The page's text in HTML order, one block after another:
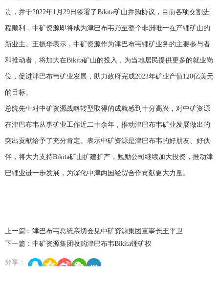
贵，并于2022年1月29日签署了Bikita矿山并购协议，目前各项交割进
程顺利，中矿资源即将成为津巴布韦乃至整个非洲唯一在产锂矿山的
新业主。王振华表示，中矿资源作为津巴布韦锂矿业务的主要参与者
和推动者，将加大在Bikita矿山的投入，为当地居民提供更多的就业岗
位，促进津巴布韦矿业发展，助力政府完成2023年矿业产值120亿美元
的目标。
总统先生对中矿资源战略转型取得的成就感到十分高兴，对中矿资源
在津巴布韦从事矿业工作近二十余年，推动津巴布韦矿业发展做出的
突出贡献给予了充分肯定。表示中矿资源是津巴布韦的好朋友、好伙
伴，将大力支持Bikita矿山扩建扩产，勉励公司继续加大投资，推动津
巴锂业进一步发展，为深化中津两国经贸合作贡献更大力量。
上一篇：津巴布韦总统亲切会见中矿资源集团董事长王平卫
下一篇：中矿资源集团收购津巴布韦Bikita锂矿权
分享：